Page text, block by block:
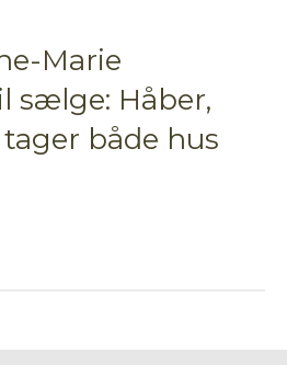
Marie
sælge: Håber,
både hus